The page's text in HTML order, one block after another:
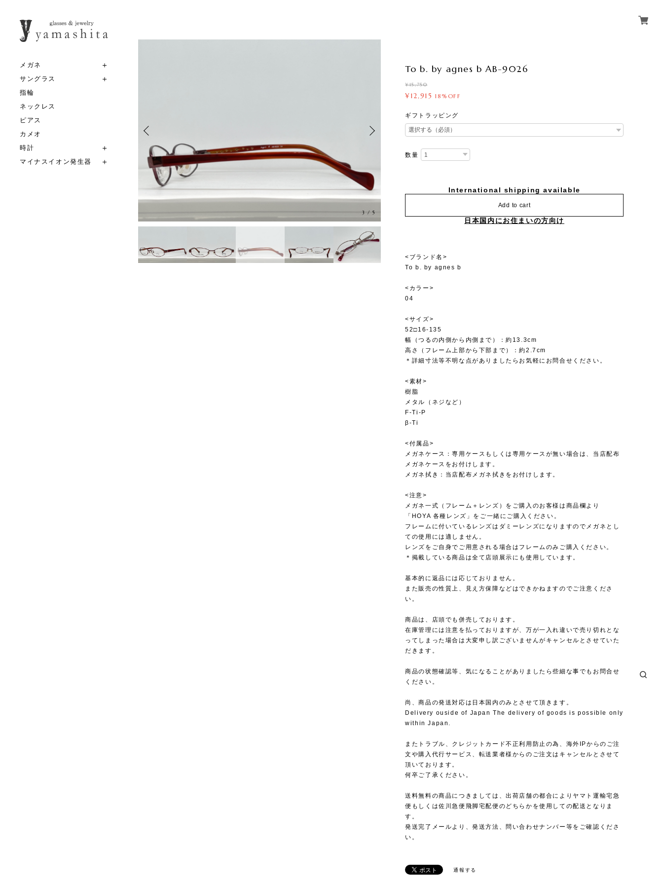
メガネ
サングラス
指輪
ネックレス
ピアス
カメオ
時計
マイナスイオン発生器
3 /5
To b. by agnes b AB-9026
¥15,750
¥12,915 18%OFF
ギフトラッピング
数量
International shipping available
Add to cart
日本国内にお住まいの方向け
<ブランド名>
To b. by agnes b
<カラー>
04
<サイズ>
52□16-135
幅（つるの内側から内側まで）：約13.3cm
高さ（フレーム上部から下部まで）：約2.7cm
＊詳細寸法等不明な点がありましたらお気軽にお問合せください。
<素材>
樹脂
メタル（ネジなど）
F-Ti-P
β-Ti
<付属品>
メガネケース：専用ケースもしくは専用ケースが無い場合は、当店配布
メガネケースをお付けします。
メガネ拭き：当店配布メガネ拭きをお付けします。
<注意>
メガネ一式（フレーム＋レンズ）をご購入のお客様は商品欄より
「HOYA 各種レンズ」をご一緒にご購入ください。
フレームに付いているレンズはダミーレンズになりますのでメガネとし
ての使用には適しません。
レンズをご自身でご用意される場合はフレームのみご購入ください。
＊掲載している商品は全て店頭展示にも使用しています。
基本的に返品には応じておりません。
また販売の性質上、見え方保障などはできかねますのでご注意くださ
い。
商品は、店頭でも併売しております。
在庫管理には注意を払っておりますが、万が一入れ違いで売り切れとな
ってしまった場合は大変申し訳ございませんがキャンセルとさせていた
だきます。
商品の状態確認等、気になることがありましたら些細な事でもお問合せ
ください。
尚、商品の発送対応は日本国内のみとさせて頂きます。
Delivery ouside of Japan The delivery of goods is possible only
within Japan.
またトラブル、クレジットカード不正利用防止の為、海外IPからのご注
文や購入代行サービス、転送業者様からのご注文はキャンセルとさせて
頂いております。
何卒ご了承ください。
送料無料の商品につきましては、出荷店舗の都合によりヤマト運輸宅急
便もしくは佐川急便飛脚宅配便のどちらかを使用しての配送となりま
す。
発送完了メールより、発送方法、問い合わせナンバー等をご確認くださ
い。
通報する